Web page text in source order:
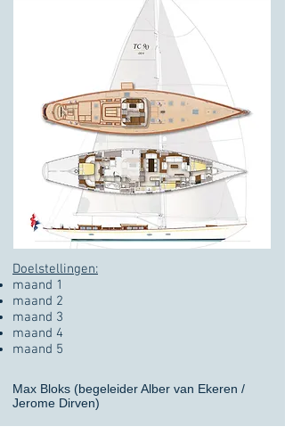
Doelstellingen:
maand 1
maand 2
maand 3
maand 4
maand 5
Max Bloks (begeleider Alber van Ekeren /
Jerome Dirven)